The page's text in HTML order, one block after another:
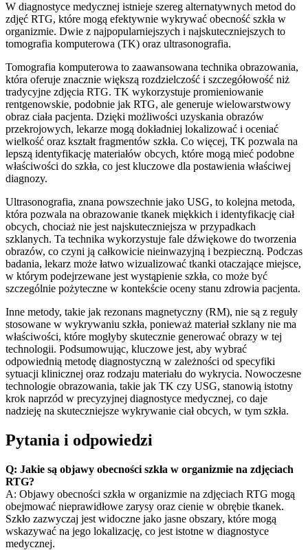
W diagnostyce medycznej istnieje szereg alternatywnych metod do
zdjęć RTG, które mogą efektywnie wykrywać obecność szkła w
organizmie. Dwie z najpopularniejszych i najskuteczniejszych to
tomografia komputerowa (TK) oraz ultrasonografia.
Tomografia komputerowa to zaawansowana technika obrazowania,
która oferuje znacznie większą rozdzielczość i szczegółowość niż
tradycyjne zdjęcia RTG. TK wykorzystuje promieniowanie
rentgenowskie, podobnie jak RTG, ale generuje wielowarstwowy
obraz ciała pacjenta. Dzięki możliwości uzyskania obrazów
przekrojowych, lekarze mogą dokładniej lokalizować i oceniać
wielkość oraz kształt fragmentów szkła. Co więcej, TK pozwala na
lepszą identyfikację materiałów obcych, które mogą mieć podobne
właściwości do szkła, co jest kluczowe dla postawienia właściwej
diagnozy.
Ultrasonografia, znana powszechnie jako USG, to kolejna metoda,
która pozwala na obrazowanie tkanek miękkich i identyfikację ciał
obcych, chociaż nie jest najskuteczniejsza w przypadkach
szklanych. Ta technika wykorzystuje fale dźwiękowe do tworzenia
obrazów, co czyni ją całkowicie nieinwazyjną i bezpieczną. Podczas
badania, lekarz może łatwo wizualizować tkanki otaczające miejsce,
w którym podejrzewane jest wystąpienie szkła, co może być
szczególnie pożyteczne w kontekście oceny stanu zdrowia pacjenta.
Inne metody, takie jak rezonans magnetyczny (RM), nie są z reguły
stosowane w wykrywaniu szkła, ponieważ materiał szklany nie ma
właściwości, które mogłyby skutecznie generować obrazy w tej
technologii. Podsumowując, kluczowe jest, aby wybrać
odpowiednią metodę diagnostyczną w zależności od specyfiki
sytuacji klinicznej oraz rodzaju materiału do wykrycia. Nowoczesne
technologie obrazowania, takie jak TK czy USG, stanowią istotny
krok naprzód w precyzyjnej diagnostyce medycznej, co daje
nadzieję na skuteczniejsze wykrywanie ciał obcych, w tym szkła.
Pytania i odpowiedzi
Q: Jakie są objawy obecności szkła w organizmie na zdjęciach
RTG?
A: Objawy obecności szkła w organizmie na zdjęciach RTG mogą
obejmować nieprawidłowe zarysy oraz cienie w obrębie tkanek.
Szkło zazwyczaj jest widoczne jako jasne obszary, które mogą
wskazywać na jego lokalizację, co jest istotne w diagnostyce
medycznej.